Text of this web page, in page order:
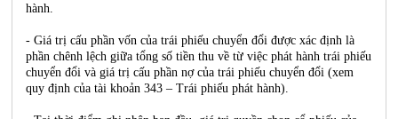
hành.
- Giá trị cấu phần vốn của trái phiếu chuyển đổi được xác định là
phần chênh lệch giữa tổng số tiền thu về từ việc phát hành trái phiếu
chuyển đổi và giá trị cấu phần nợ của trái phiếu chuyển đổi (xem
quy định của tài khoản 343 – Trái phiếu phát hành).